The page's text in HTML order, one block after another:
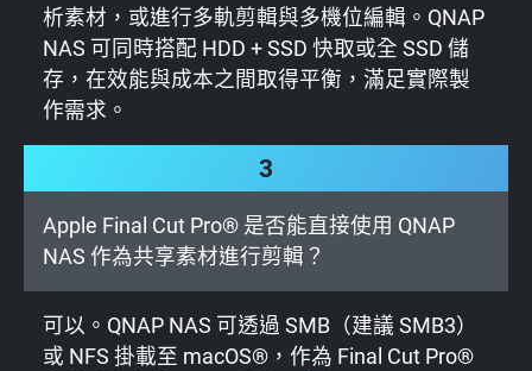
析素材，或進行多軌剪輯與多機位編輯。QNAP
NAS 可同時搭配 HDD + SSD 快取或全 SSD 儲
存，在效能與成本之間取得平衡，滿足實際製
作需求。
3
Apple Final Cut Pro® 是否能直接使用 QNAP
NAS 作為共享素材進行剪輯？
可以。QNAP NAS 可透過 SMB（建議 SMB3）
或 NFS 掛載至 macOS®，作為 Final Cut Pro®